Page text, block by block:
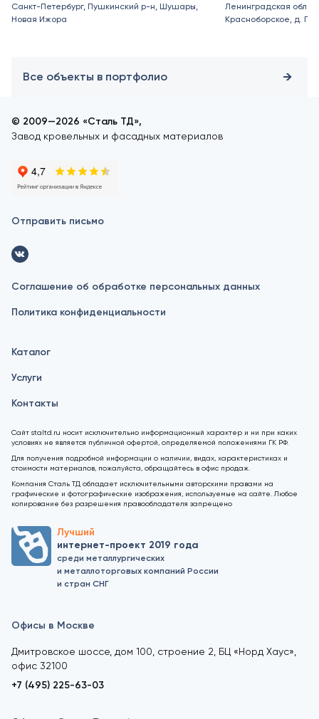
Санкт-Петербург, Пушкинский р-н, Шушары,
Новая Ижора
Ленинградская
Красноборское, д.
Все объекты в портфолио
© 2009—2026 «Сталь ТД»,
Завод кровельных и фасадных материалов
Отправить письмо
Соглашение об обработке персональных данных
Политика конфиденциальности
Каталог
Услуги
Контакты
Сайт staltd.ru носит исключительно информационный характер и ни при каких
условиях не является публичной офертой, определяемой положениями ГК РФ.
Для получения подробной информации о наличии, видах, характеристиках и
стоимости материалов, пожалуйста, обращайтесь в офис продаж.
Компания Сталь ТД обладает исключительными авторскими правами на
графические и фотографические изображения, используемые на сайте. Любое
копирование без разрешения правообладателя запрещено
Лучший
интернет-проект 2019 года
среди металлургических
и металлоторговых компаний России
и стран СНГ
Офисы в Москве
Дмитровское шоссе, дом 100, строение 2, БЦ «Норд Хаус»,
офис 32100
+7 (495) 225-63-03